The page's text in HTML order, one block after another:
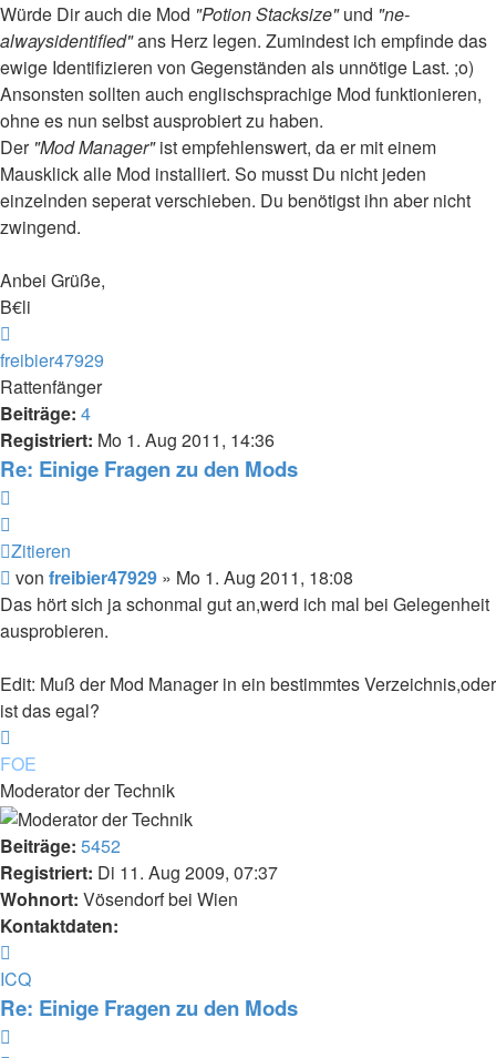
Würde Dir auch die Mod "Potion Stacksize"und "ne-
alwaysidentified"ans Herz legen. Zumindest ich empfinde das
ewige Identifizieren von Gegenständen als unnötige Last. ;o)
Ansonsten sollten auch englischsprachige Mod funktionieren,
ohne es nun selbst ausprobiert zu haben.
Der "Mod Manager"ist empfehlenswert, da er mit einem
Mausklick alle Mod installiert. So musst Du nicht jeden
einzelnden seperat verschieben. Du benötigst ihn aber nicht
zwingend.
Anbei Grüße,
B€li
oben
freibier47929
Rattenfänger
Beiträge: 4
Registriert: Mo 1. Aug 2011, 14:36
Re: Einige Fragen zu den Mods
Zitieren
Beitrag
von freibier47929 » Mo 1. Aug 2011, 18:08
Das hört sich ja schonmal gut an,werd ich mal bei Gelegenheit
ausprobieren.
Edit: Muß der Mod Manager in ein bestimmtes Verzeichnis,oder
ist das egal?
oben
FOE
Moderator der Technik
Beiträge: 5452
Registriert: Di 11. Aug 2009, 07:37
Wohnort: Vösendorf bei Wien
Kontaktdaten:
von
FOE
ICQ
Re: Einige Fragen zu den Mods